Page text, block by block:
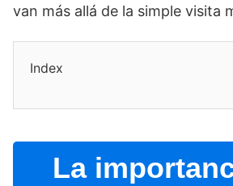
van más allá de la simple visita
Index
La